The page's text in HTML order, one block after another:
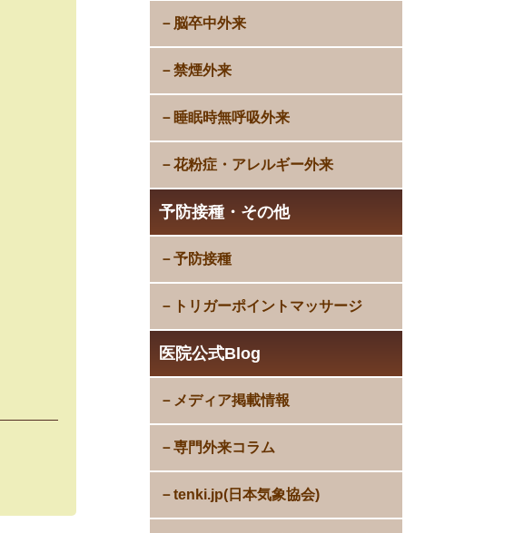
脳卒中外来
禁煙外来
睡眠時無呼吸外来
花粉症・アレルギー外来
予防接種・その他
予防接種
トリガーポイントマッサージ
医院公式Blog
メディア掲載情報
専門外来コラム
tenki.jp(日本気象協会)